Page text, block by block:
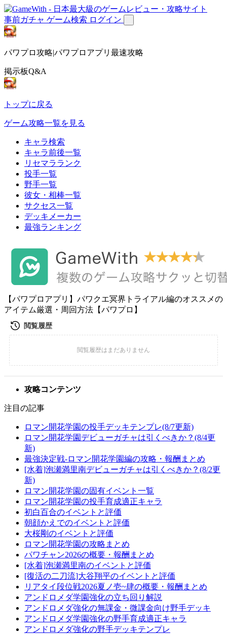
事前ガチャ ゲーム検索 ログイン
パワプロ攻略|パワプロアプリ最速攻略
掲示板Q&A
トップに戻る
ゲーム攻略一覧を見る
キャラ検索
キャラ前後一覧
リセマラランク
投手一覧
野手一覧
彼女・相棒一覧
サクセス一覧
デッキメーカー
最強ランキング
【パワプロアプリ】パワクエ冥界トライアル編のオススメの
アイテム厳選・周回方法【パワプロ】
攻略コンテンツ
注目の記事
ロマン開花学園の投手デッキテンプレ(8/7更新)
ロマン開花学園デビューガチャは引くべきか？(8/4更
新)
最強決定戦-ロマン開花学園編の攻略・報酬まとめ
[水着]泡瀬満里南デビューガチャは引くべきか？(8/2更
新)
ロマン開花学園の固有イベント一覧
ロマン開花学園の投手育成適正キャラ
初白百合のイベントと評価
朝顔かえでのイベントと評価
大桜剛のイベントと評価
ロマン開花学園の攻略まとめ
パワチャン2026の概要・報酬まとめ
[水着]泡瀬満里南のイベントと評価
[復活の二刀流]大谷翔平のイベントと評価
リアタイ段位戦2026夏ノ壱~肆の概要・報酬まとめ
アンドロメダ学園強化の立ち回り解説
アンドロメダ強化の無課金・微課金向け野手デッキ
アンドロメダ学園強化の野手育成適正キャラ
アンドロメダ強化の野手デッキテンプレ